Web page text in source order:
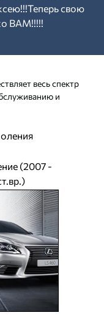
свою
ВАМ!!!!!
весь спектр
и
(2007 -